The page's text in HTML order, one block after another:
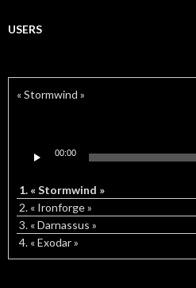
USERS
« Stormwind »
audio
00:00
1. « Stormwind »
2. « Ironforge »
3. « Darnassus »
4. « Exodar »